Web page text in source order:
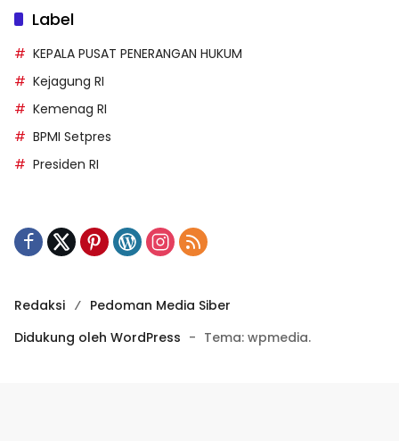
Label
KEPALA PUSAT PENERANGAN HUKUM
Kejagung RI
Kemenag RI
BPMI Setpres
Presiden RI
Redaksi
Pedoman Media Siber
Didukung oleh WordPress - Tema: wpmedia.